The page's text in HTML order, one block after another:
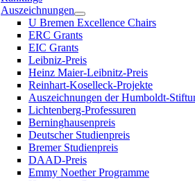
Auszeichnungen
U Bremen Excellence Chairs
ERC Grants
EIC Grants
Leibniz-Preis
Heinz Maier-Leibnitz-Preis
Reinhart-Koselleck-Projekte
Auszeichnungen der Humboldt-
Lichtenberg-Professuren
Berninghausenpreis
Deutscher Studienpreis
Bremer Studienpreis
DAAD-Preis
Emmy Noether Programme